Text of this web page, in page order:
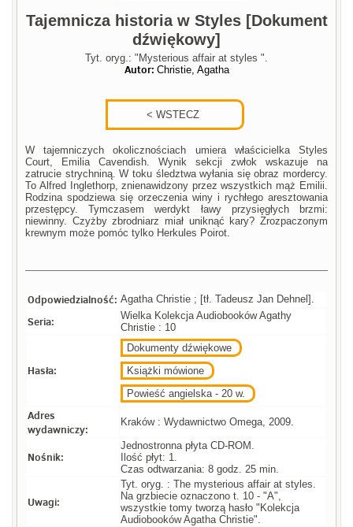
Tajemnicza historia w Styles [Dokument
dźwiękowy]
Tyt. oryg.: "Mysterious affair at styles ".
Autor: Christie, Agatha
W tajemniczych okolicznościach umiera właścicielka Styles
Court, Emilia Cavendish. Wynik sekcji zwłok wskazuje na
zatrucie strychniną. W toku śledztwa wyłania się obraz mordercy.
To Alfred Inglethorp, znienawidzony przez wszystkich mąż Emilii.
Rodzina spodziewa się orzeczenia winy i rychłego aresztowania
przestępcy. Tymczasem werdykt ławy przysięgłych brzmi:
niewinny. Czyżby zbrodniarz miał uniknąć kary? Zrozpaczonym
krewnym może pomóc tylko Herkules Poirot.
Odpowiedzialność: Agatha Christie ; [tł. Tadeusz Jan Dehnel].
Seria:
Wielka Kolekcja Audiobooków Agathy
Christie : 10
Hasła:
Dokumenty dźwiękowe
Książki mówione
Powieść angielska - 20 w.
Adres
wydawniczy:
Kraków : Wydawnictwo Omega, 2009.
Nośnik:
Jednostronna płyta CD-ROM.
Ilość płyt: 1.
Czas odtwarzania: 8 godz. 25 min.
Uwagi:
Tyt. oryg. : The mysterious affair at styles.
Na grzbiecie oznaczono t. 10 - "A",
wszystkie tomy tworzą hasło "Kolekcja
Audiobooków Agatha Christie".